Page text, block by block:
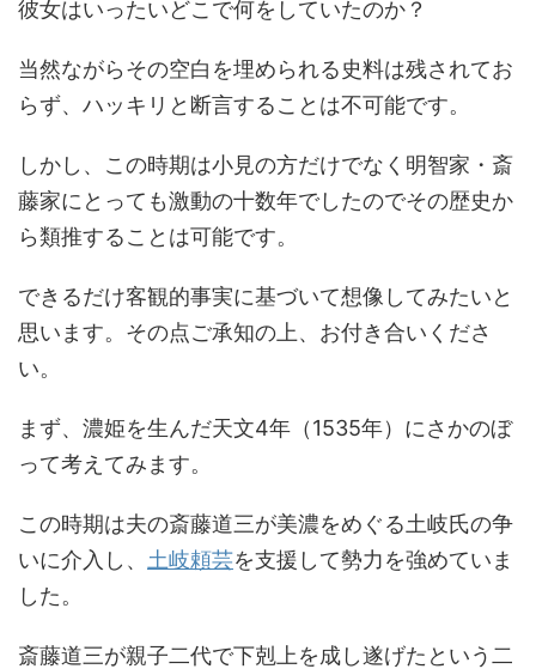
彼女はいったいどこで何をしていたのか？
当然ながらその空白を埋められる史料は残されてお
らず、ハッキリと断言することは不可能です。
しかし、この時期は小見の方だけでなく明智家・斎
藤家にとっても激動の十数年でしたのでその歴史か
ら類推することは可能です。
できるだけ客観的事実に基づいて想像してみたいと
思います。その点ご承知の上、お付き合いくださ
い。
まず、濃姫を生んだ天文4年（1535年）にさかのぼ
って考えてみます。
この時期は夫の斎藤道三が美濃をめぐる土岐氏の争
いに介入し、 土岐頼芸を支援して勢力を強めていま
した。
斎藤道三が親子二代で下剋上を成し遂げたという二